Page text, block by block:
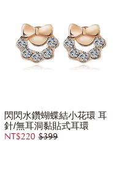
閃閃水鑽蝴蝶結小花環 耳
針/無耳洞黏貼式耳環
NT$220 $399